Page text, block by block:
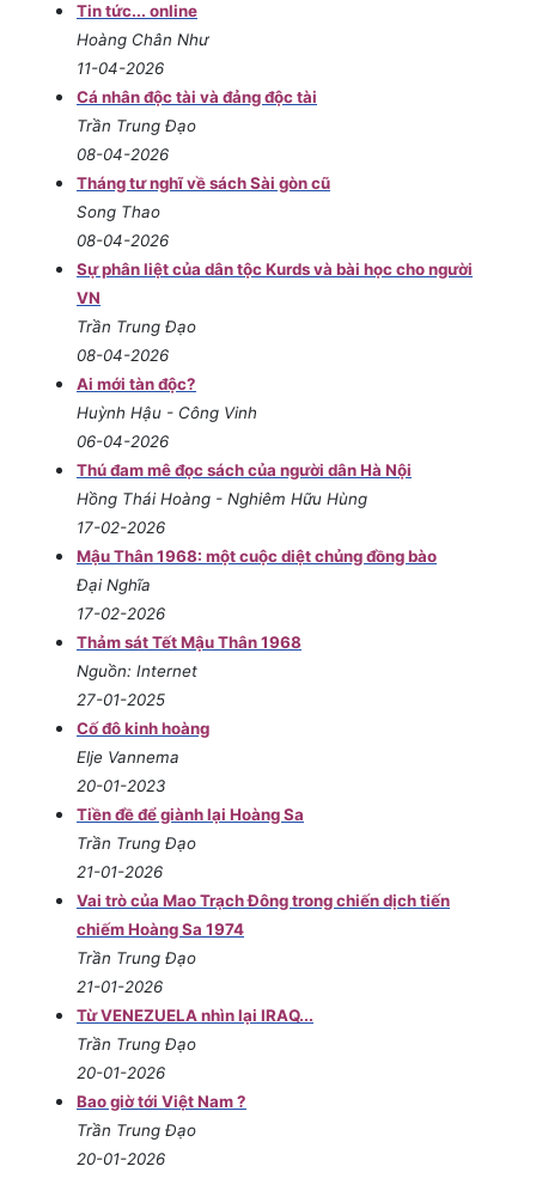
Tin tức... online
Hoàng Chân Như
11-04-2026
Cá nhân độc tài và đảng độc tài
Trần Trung Đạo
08-04-2026
Tháng tư nghĩ về sách Sài gòn cũ
Song Thao
08-04-2026
Sự phân liệt của dân tộc Kurds và bài học cho người
VN
Trần Trung Đạo
08-04-2026
Ai mới tàn độc?
Huỳnh Hậu - Công Vinh
06-04-2026
Thú đam mê đọc sách của người dân Hà Nội
Hồng Thái Hoàng - Nghiêm Hữu Hùng
17-02-2026
Mậu Thân 1968: một cuộc diệt chủng đồng bào
Đại Nghĩa
17-02-2026
Thảm sát Tết Mậu Thân 1968
Nguồn: Internet
27-01-2025
Cố đô kinh hoàng
Elje Vannema
20-01-2023
Tiền đề để giành lại Hoàng Sa
Trần Trung Đạo
21-01-2026
Vai trò của Mao Trạch Đông trong chiến dịch tiến
chiếm Hoàng Sa 1974
Trần Trung Đạo
21-01-2026
Từ VENEZUELA nhìn lại IRAQ...
Trần Trung Đạo
20-01-2026
Bao giờ tới Việt Nam ?
Trần Trung Đạo
20-01-2026